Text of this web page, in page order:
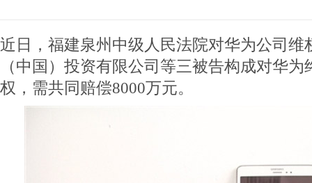
近日，福建泉州中级人民法院对华为公司维
（中国）投资有限公司等三被告构成对华
权，需共同赔偿8000万元。